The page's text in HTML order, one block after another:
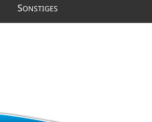
SONSTIGES